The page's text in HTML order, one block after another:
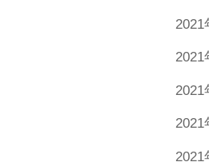
2021
2021
2021
2021
2021